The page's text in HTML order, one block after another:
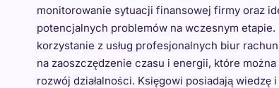
monitorowanie sytuacji finansowej firmy oraz
potencjalnych problemów na wczesnym etapie.
korzystanie z usług profesjonalnych biur
na zaoszczędzenie czasu i energii, które
rozwój działalności. Księgowi posiadają